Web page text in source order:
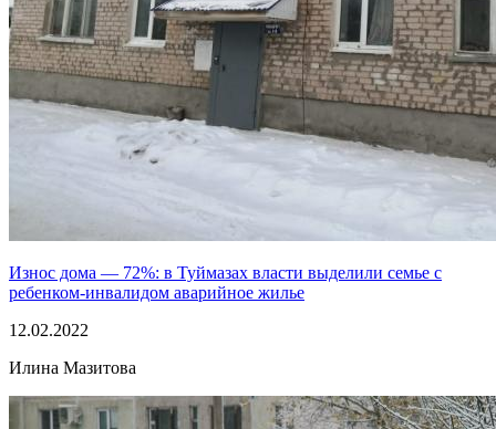
Износ дома — 72%: в Туймазах власти выделили семье с
ребенком-инвалидом аварийное жилье
12.02.2022
Илина Мазитова